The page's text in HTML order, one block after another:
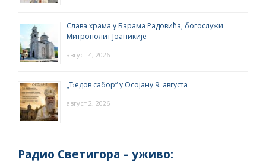
Слава храма у Барама Радовића, богослужи
Митрополит Јоаникије
август 4, 2026
„Ђедов сабор“ у Осојану 9. августа
август 2, 2026
Радио Светигора – yживо: